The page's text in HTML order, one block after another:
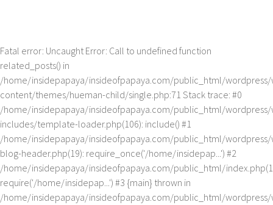
Fatal error: Uncaught Error: Call to undefined function
related_posts() in
/home/insidepapaya/insideofpapaya.com/public_html/
content/themes/hueman-child/single.php:71 Stack trace: #0
/home/insidepapaya/insideofpapaya.com/public_html/
includes/template-loader.php(106): include() #1
/home/insidepapaya/insideofpapaya.com/public_html/
blog-header.php(19): require_once('/home/insidepap...') #2
/home/insidepapaya/insideofpapaya.com/public_html/
require('/home/insidepap...') #3 {main} thrown in
/home/insidepapaya/insideofpapaya.com/public_html/